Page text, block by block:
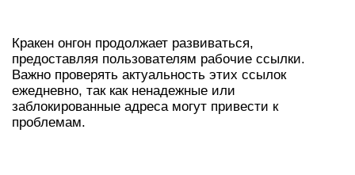
Кракен онгон продолжает развиваться,
предоставляя пользователям рабочие ссылки.
Важно проверять актуальность этих ссылок
ежедневно, так как ненадежные или
заблокированные адреса могут привести к
проблемам.